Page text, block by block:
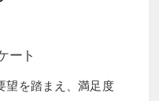
ート
望を踏まえ、満足度